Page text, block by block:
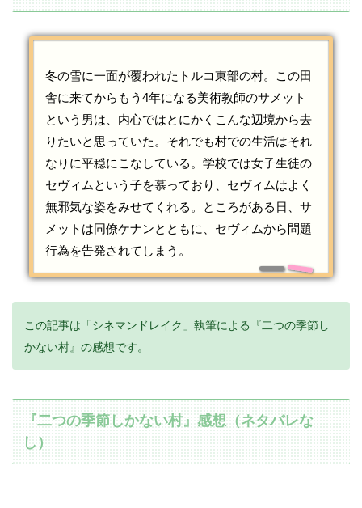
冬の雪に一面が覆われたトルコ東部の村。この田
舎に来てからもう4年になる美術教師のサメット
という男は、内心ではとにかくこんな辺境から去
りたいと思っていた。それでも村での生活はそれ
なりに平穏にこなしている。学校では女子生徒の
セヴィムという子を慕っており、セヴィムはよく
無邪気な姿をみせてくれる。ところがある日、サ
メットは同僚ケナンとともに、セヴィムから問題
行為を告発されてしまう。
この記事は「シネマンドレイク」執筆による『二つの季節し
かない村』の感想です。
『二つの季節しかない村』感想（ネタバレな
し）